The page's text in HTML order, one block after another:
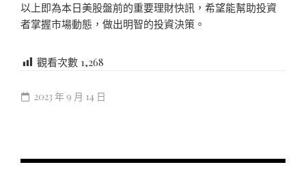
以上即為本日美股盤前的重要理財快訊，希望能幫助投資
者掌握市場動態，做出明智的投資決策。
觀看次數 1,268
2023 年 9 月 14 日